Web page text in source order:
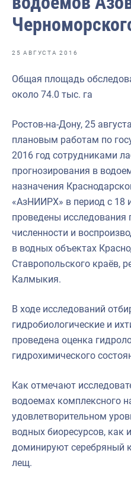
Отраслевые СМИ
Выставки и
Научно-практическая
Рыбоохрана России
Отрасль в цифрах
Инфографика
Большая африканская
События в России и мире
25 АВГУСТА 2016
Общая площадь
около 74.0 тыс. га
Ростов-на-Дону, 25
плановым работам по
2016 год сотрудниками
прогнозирования в
назначения
«АзНИИРХ» в период с 18
проведены исследования
численности и
в водных объектах
Ставропольского краёв,
Калмыкия.
В ходе исследований
гидробиологические и
проведена оценка
гидрохимического
Как отмечают
водоемах комплексного
удовлетворительном
водных биоресурсов, как
доминируют серебряный
лещ.